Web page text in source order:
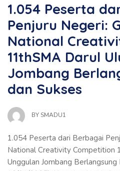
1.054 Peserta
Penjuru Negeri:
National
11thSMA Darul
Jombang
dan Sukses
BY SMADU1
1.054 Peserta dari Berbagai
National Creativity Competition
Unggulan Jombang